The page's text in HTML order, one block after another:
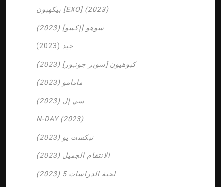
بيكهيون [EXO] (2023)
سوهو [إكسو] (2023)
جيد (2023)
كيوهيون [سوبر جونيور] (2023)
مامامو (2023)
سي إل (2023)
N-DAY (2023)
نيكست يو (2023)
الانتقام الجميل (2023)
لجنة الدراسات 5 (2023)